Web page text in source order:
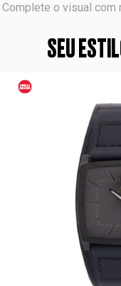
Complete o visual com
SEU